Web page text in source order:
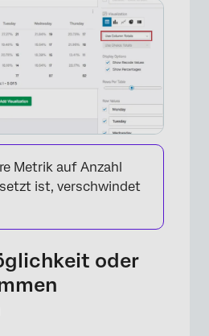
Metrik auf Anzahl
ist, verschwindet
oder